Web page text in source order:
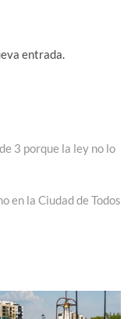
entrada.
3 porque la ley no lo
en la Ciudad de Todos